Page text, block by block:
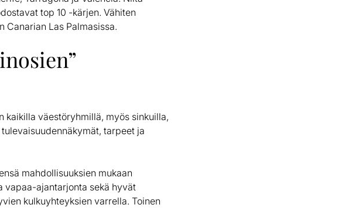
top 10 -kärjen. Vähiten
Canarian Las Palmasissa.
kaikilla väestöryhmillä, myös sinkuilla,
tarpeet ja
mahdollisuuksien mukaan
vapaa-ajantarjonta sekä hyvät
kulkuyhteyksien varrella. Toinen